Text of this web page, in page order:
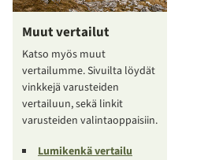
Muut vertailut
Katso myös muut
vertailumme. Sivuilta löydät
vinkkejä varusteiden
vertailuun, sekä linkit
varusteiden valintaoppaisiin.
Lumikenkä vertailu